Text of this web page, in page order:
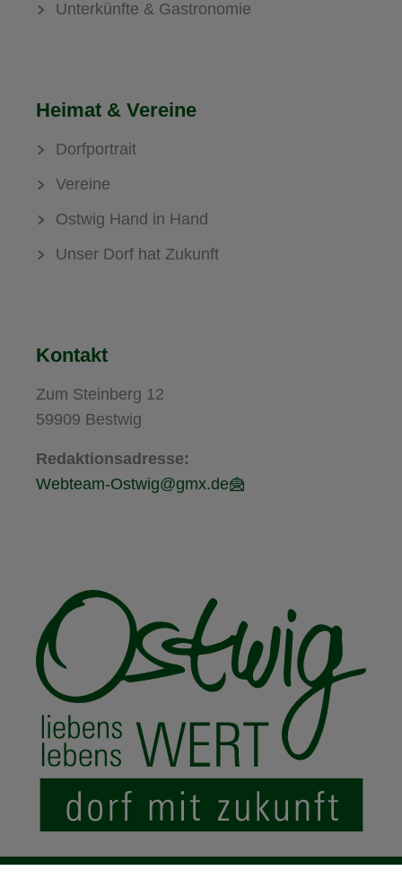
Unterkünfte & Gastronomie
Heimat & Vereine
Dorfportrait
Vereine
Ostwig Hand in Hand
Unser Dorf hat Zukunft
Kontakt
Zum Steinberg 12
59909 Bestwig
Redaktionsadresse:
Webteam-Ostwig@gmx.de